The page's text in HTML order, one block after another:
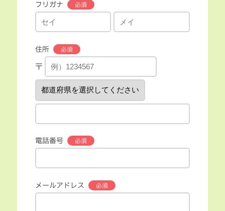
フリガナ
住所
〒
電話番号
メールアドレス